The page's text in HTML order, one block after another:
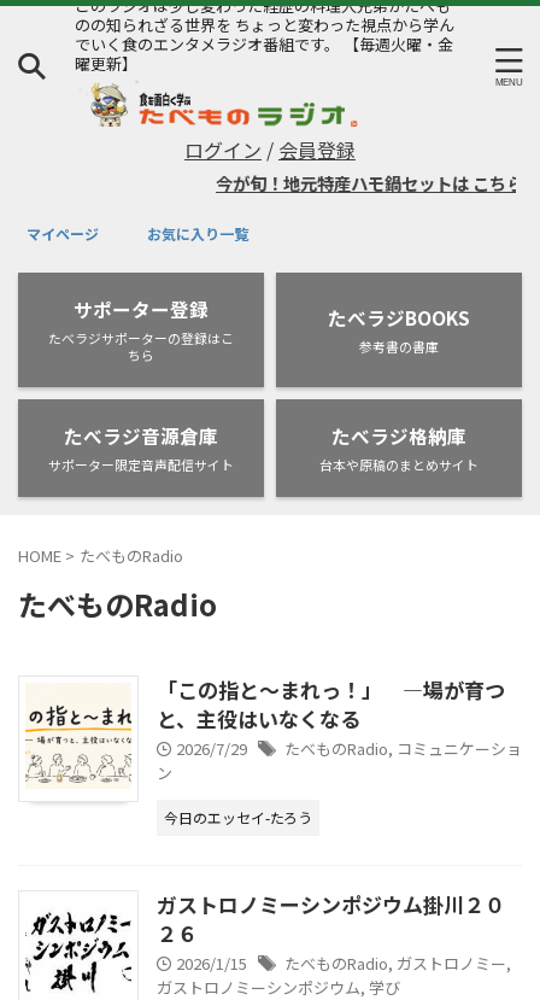
このラジオは少し変わった経歴の料理人兄弟がたべも
のの知られざる世界を ちょっと変わった視点から学ん
でいく食のエンタメラジオ番組です。 【毎週火曜・金
曜更新】
ログイン / 会員登録
今が旬！地元特産ハモ鍋セットはこちら
マイページ お気に入り一覧
サポーター登録
たべラジサポーターの登録はこ
ちら
たべラジBOOKS
参考書の書庫
たべラジ音源倉庫
サポーター限定音声配信サイト
たべラジ格納庫
台本や原稿のまとめサイト
HOME > たべものRadio
たべものRadio
「この指と〜まれっ！」 —場が育つ
と、主役はいなくなる
2026/7/29 たべものRadio, コミュニケーショ
ン
今日のエッセイ-たろう
ガストロノミーシンポジウム掛川２０
２６
2026/1/15 たべものRadio, ガストロノミー,
ガストロノミーシンポジウム, 学び